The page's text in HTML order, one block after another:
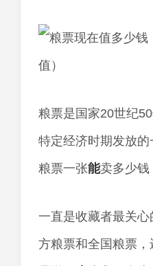
粮票是国家20世纪
特定经济时期发放
粮票一张能卖多少钱
一直是收藏者最关
方粮票和全国粮票